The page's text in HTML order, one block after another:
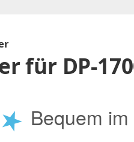
für DP-
★ Bequem